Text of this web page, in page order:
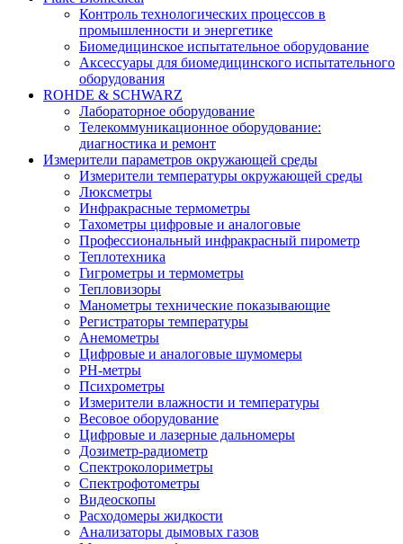
Контроль технологических процессов в
промышленности и энергетике
Биомедицинское испытательное оборудование
Аксессуары для биомедицинского испытательного
оборудования
ROHDE & SCHWARZ
Лабораторное оборудование
Телекоммуникационное оборудование:
диагностика и ремонт
Измерители параметров окружающей среды
Измерители температуры окружающей среды
Люксметры
Инфракрасные термометры
Тахометры цифровые и аналоговые
Профессиональный инфракрасный пирометр
Теплотехника
Гигрометры и термометры
Тепловизоры
Манометры технические показывающие
Регистраторы температуры
Анемометры
Цифровые и аналоговые шумомеры
PH-метры
Психрометры
Измерители влажности и температуры
Весовое оборудование
Цифровые и лазерные дальномеры
Дозиметр-радиометр
Спектроколориметры
Спектрофотометры
Видеоскопы
Расходомеры жидкости
Анализаторы дымовых газов